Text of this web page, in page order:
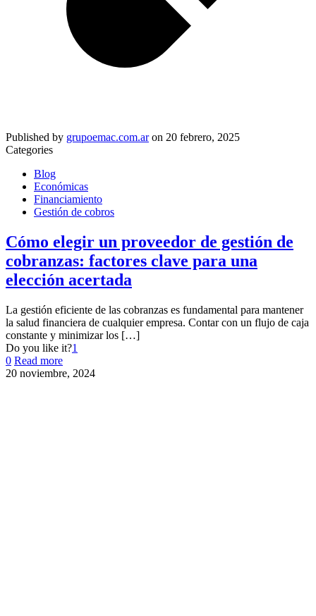
Published by grupoemac.com.ar on 20 febrero, 2025
Categories
Blog
Económicas
Financiamiento
Gestión de cobros
Cómo elegir un proveedor de gestión de
cobranzas: factores clave para una
elección acertada
La gestión eficiente de las cobranzas es fundamental para mantener
la salud financiera de cualquier empresa. Contar con un flujo de caja
constante y minimizar los […]
Do you like it?1
0 Read more
20 noviembre, 2024